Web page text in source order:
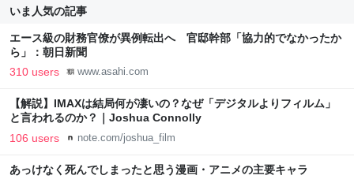
いま人気の記事
エース級の財務官僚が異例転出へ 官邸幹部「協力的でなかったか
ら」：朝日新聞
310 users www.asahi.com
【解説】IMAXは結局何が凄いの？なぜ「デジタルよりフィルム」
と言われるのか？｜Joshua Connolly
106 users note.com/joshua_film
あっけなく死んでしまったと思う漫画・アニメの主要キャラ